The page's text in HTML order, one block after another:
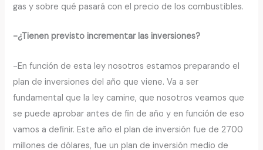
gas y sobre qué pasará con el precio de los combustibles.
-¿Tienen previsto incrementar las inversiones?
-En función de esta ley nosotros estamos preparando el
plan de inversiones del año que viene. Va a ser
fundamental que la ley camine, que nosotros veamos que
se puede aprobar antes de fin de año y en función de eso
vamos a definir. Este año el plan de inversión fue de 2700
millones de dólares, fue un plan de inversión medio de